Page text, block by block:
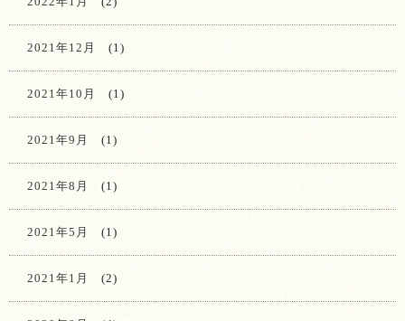
2021年12月 (1)
2021年10月 (1)
2021年9月 (1)
2021年8月 (1)
2021年5月 (1)
2021年1月 (2)